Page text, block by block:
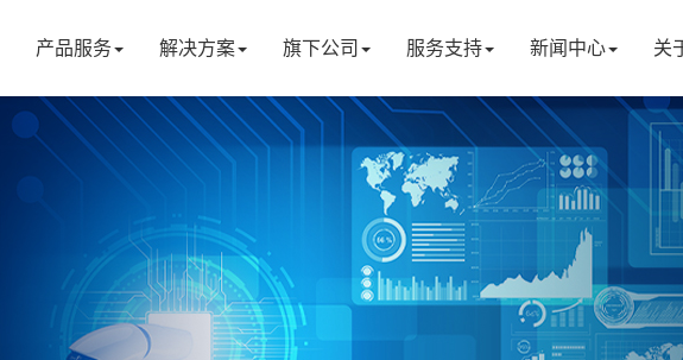
产品服务 解决方案 旗下公司 服务支持 新闻中心 关